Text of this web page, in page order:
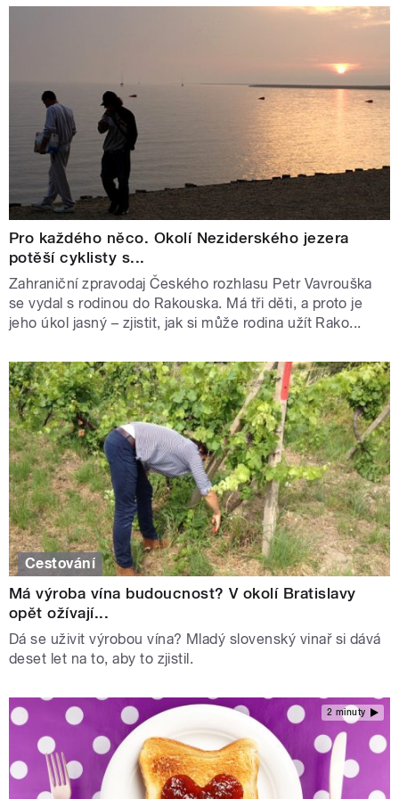
Pro každého něco. Okolí Neziderského jezera
potěší cyklisty s...
Zahraniční zpravodaj Českého rozhlasu Petr Vavrouška
se vydal s rodinou do Rakouska. Má tři děti, a proto je
jeho úkol jasný – zjistit, jak si může rodina užít Rako...
Cestování
Má výroba vína budoucnost? V okolí Bratislavy
opět ožívají...
Dá se uživit výrobou vína? Mladý slovenský vinař si dává
deset let na to, aby to zjistil.
2 minuty